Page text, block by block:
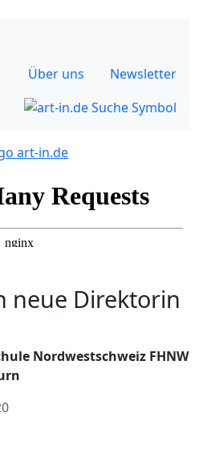
Über uns Newsletter
neue Direktorin
Nordwestschweiz FHNW